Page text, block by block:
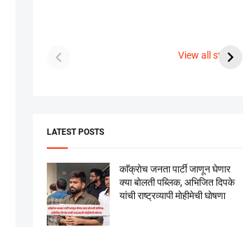
View all stories
पूजा सावंत ने गुपचूप
उरकला साखरपुडा.
2023
LATEST POSTS
काॅक्राेच जनता पार्टी जाणून घेणार
क्या बाेलती पब्लिक, अभिजित दिपके
यांची राष्ट्रव्यापी माेहीमेची घाेषणा